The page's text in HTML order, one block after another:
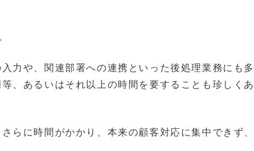
力や、関連部署への連携といった後処理業務にも多
、あるいはそれ以上の時間を要することも珍しくあ
らに時間がかかり、本来の顧客対応に集中できず、